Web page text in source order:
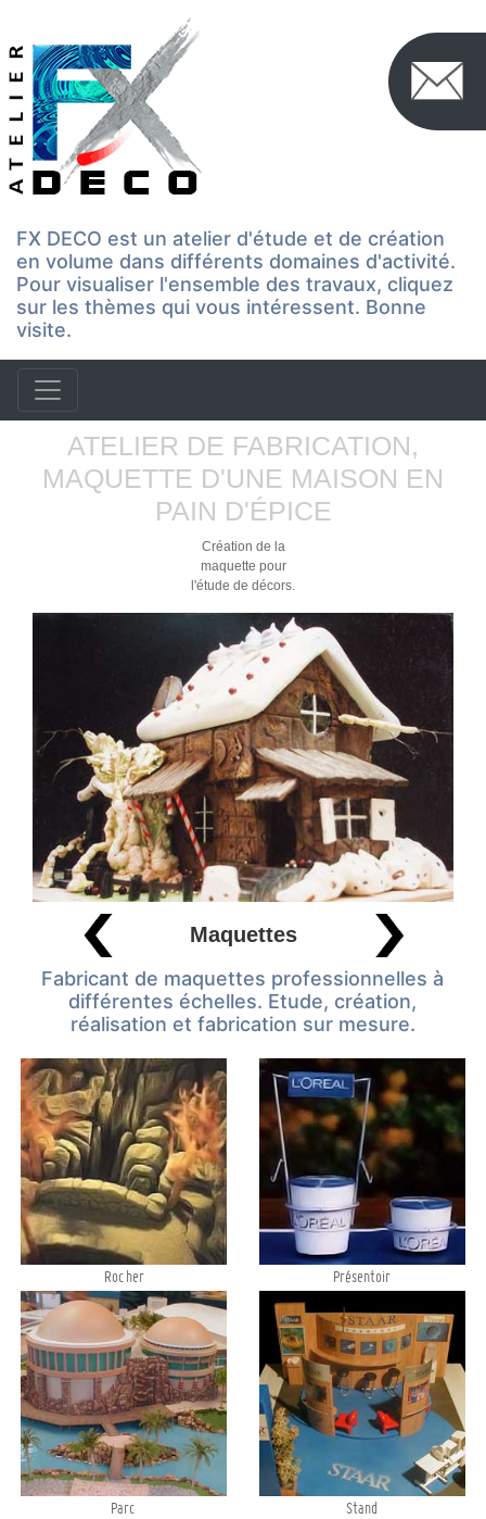
FX DECO est un atelier d'étude et de création
en volume dans différents domaines d'activité.
Pour visualiser l'ensemble des travaux, cliquez
sur les thèmes qui vous intéressent. Bonne
visite.
ATELIER DE FABRICATION,
MAQUETTE D'UNE MAISON EN
PAIN D'ÉPICE
Création de la
maquette pour
l'étude de décors.
Maquettes
Fabricant de maquettes professionnelles à
différentes échelles. Etude, création,
réalisation et fabrication sur mesure.
Rocher Présentoir
Parc Stand